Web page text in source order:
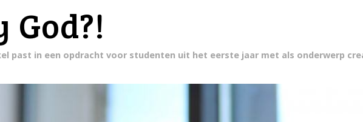
God?!
past in een opdracht voor studenten uit het eerste jaar met als onderwerp